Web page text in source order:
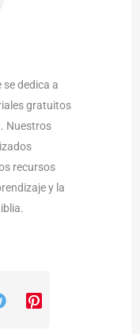
dedica a
gratuitos
Nuestros
recursos
y la